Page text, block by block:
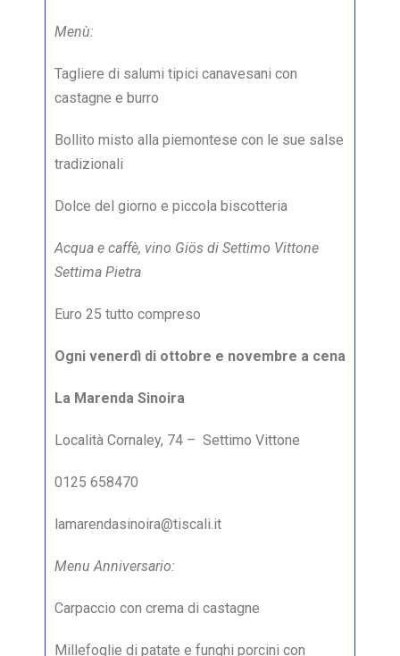
Menù:
Tagliere di salumi tipici canavesani con
castagne e burro
Bollito misto alla piemontese con le sue salse
tradizionali
Dolce del giorno e piccola biscotteria
Acqua e caffè, vino Giös di Settimo Vittone
Settima Pietra
Euro 25 tutto compreso
Ogni venerdì di ottobre e novembre a cena
La Marenda Sinoira
Località Cornaley, 74 – Settimo Vittone
0125 658470
lamarendasinoira@tiscali.it
Menu Anniversario:
Carpaccio con crema di castagne
Millefoglie di patate e funghi porcini con